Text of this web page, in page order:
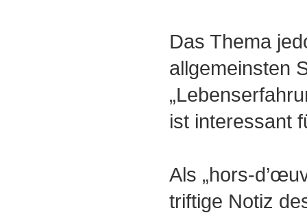
Das Thema
allgemeinsten
ist interessant
Als „hors-
triftige Notiz